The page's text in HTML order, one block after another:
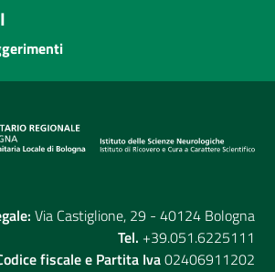
Via Castiglione, 29 - 40124 Bologna
Tel. +39.051.6225111
fiscale e Partita Iva02406911202